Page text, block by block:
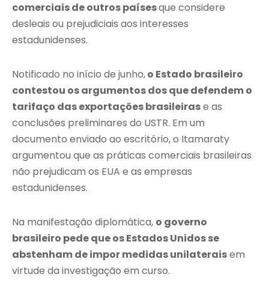
comerciais de outros paísesque considere
desleais ou prejudiciais aos interesses
estadunidenses.
Notificado no início de junho,o Estado brasileiro
contestou os argumentos dos que defendem o
tarifaço das exportações brasileirase as
conclusões preliminares do USTR. Em um
documento enviado ao escritório, o Itamaraty
argumentou que as práticas comerciais brasileiras
não prejudicam os EUA e as empresas
estadunidenses.
Na manifestação diplomática, o governo
brasileiro pede que os Estados Unidos se
abstenham de impor medidas unilateraisem
virtude da investigação em curso.